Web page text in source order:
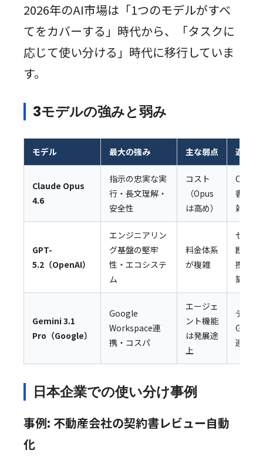
2026年のAI市場は「1つのモデルがすべ
てをカバーする」時代から、「タスクに
応じて使い分ける」時代に移行していま
す。
3モデルの強みと弱み
モデル 最大の強み 主な弱点 適した
Claude Opus
4.6
指示の忠実な実
行・長文理解・
安全性
コスト
（Opus
は高め）
CS自
書レビ
雑な指
GPT-
5.2（OpenAI）
エンジニアリン
グ基盤の堅牢
性・エコシステ
ム
料金体系
が複雑
セキュ
断・
携・イ
築
Gemini 3.1
Pro（Google）
Google
Workspace連
携・コスパ
エージェ
ント機能
は発展途
上
データ
連携・
日本企業での使い分け事例
事例: 不動産会社の契約書レビュー自動
化